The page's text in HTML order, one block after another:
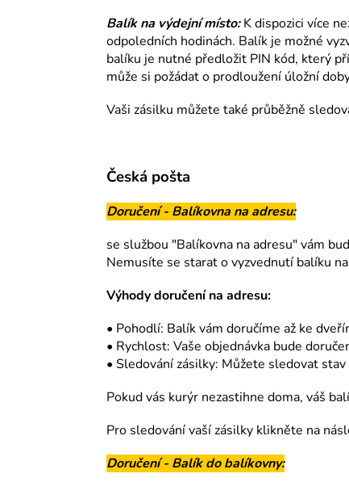
Balík na výdejní místo:K dispozici více
odpoledních hodinách. Balík je možné
balíku je nutné předložit PIN kód, který
může si požádat o prodloužení úložní
Vaši zásilku můžete také průběžně
Česká pošta
Doručení - Balíkovna na adresu:
se službou "Balíkovna na adresu" vám
Nemusíte se starat o vyzvednutí balíku
Výhody doručení na adresu:
• Pohodlí: Balík vám doručíme až ke
• Rychlost: Vaše objednávka bude
• Sledování zásilky: Můžete sledovat
Pokud vás kurýr nezastihne doma, váš
Pro sledování vaší zásilky klikněte na
Doručení - Balík do balíkovny: